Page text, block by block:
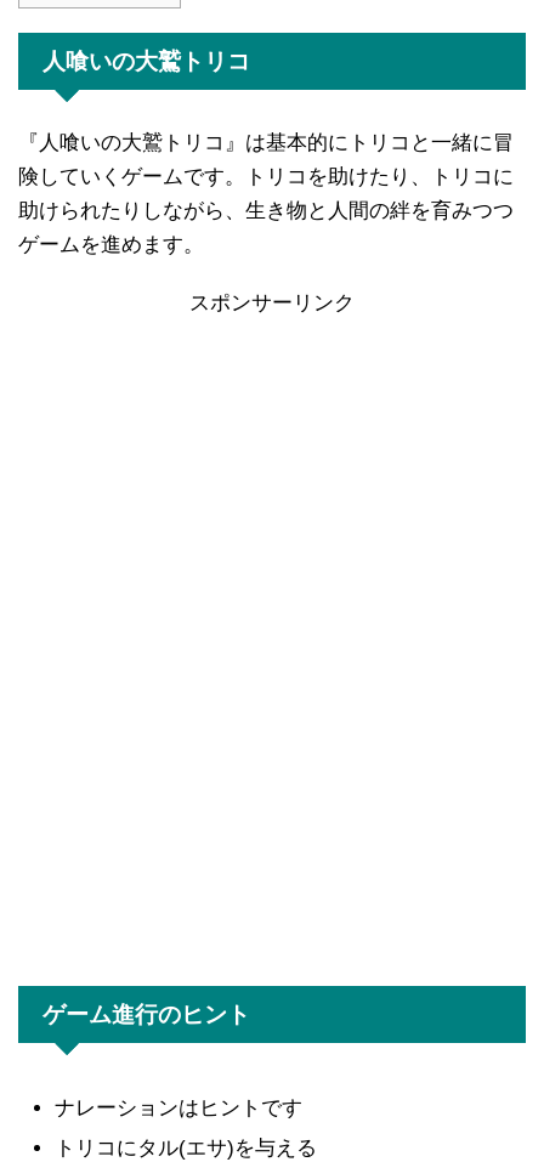
人喰いの大鷲トリコ
『人喰いの大鷲トリコ』は基本的にトリコと一緒に冒
険していくゲームです。トリコを助けたり、トリコに
助けられたりしながら、生き物と人間の絆を育みつつ
ゲームを進めます。
スポンサーリンク
ゲーム進行のヒント
ナレーションはヒントです
トリコにタル(エサ)を与える